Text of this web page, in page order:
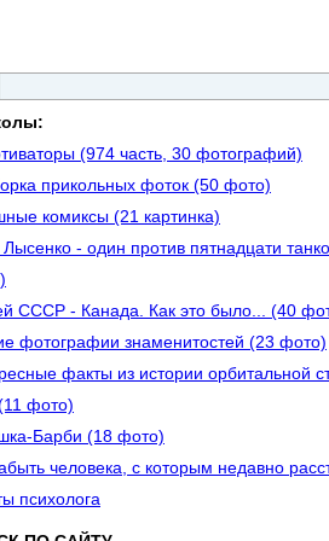
(974 часть, 30 фотографий)
прикольных фоток (50 фото)
комиксы (21 картинка)
- один против пятнадцати
СССР - Канада. Как это было... (40
фотографии знаменитостей (23 фото)
факты из истории орбитальной
фото)
Барби (18 фото)
человека, с которым недавно
психолога